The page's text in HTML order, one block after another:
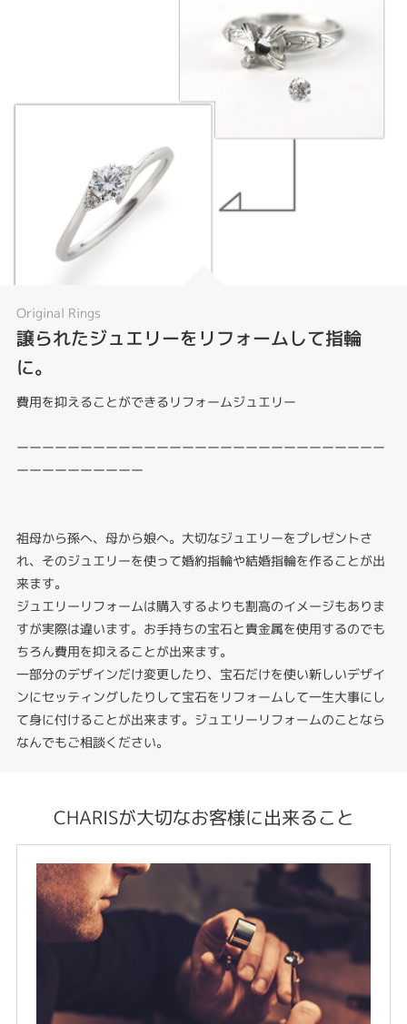
Original Rings
譲られたジュエリーをリフォームして指輪
に。
費用を抑えることができるリフォームジュエリー
ーーーーーーーーーーーーーーーーーーーーーーーーーーーーー
ーーーーーーーーーー
祖母から孫へ、母から娘へ。大切なジュエリーをプレゼントさ
れ、そのジュエリーを使って婚約指輪や結婚指輪を作ることが出
来ます。
ジュエリーリフォームは購入するよりも割高のイメージもありま
すが実際は違います。お手持ちの宝石と貴金属を使用するのでも
ちろん費用を抑えることが出来ます。
一部分のデザインだけ変更したり、宝石だけを使い新しいデザイ
ンにセッティングしたりして宝石をリフォームして一生大事にし
て身に付けることが出来ます。ジュエリーリフォームのことなら
なんでもご相談ください。
CHARISが大切なお客様に出来ること